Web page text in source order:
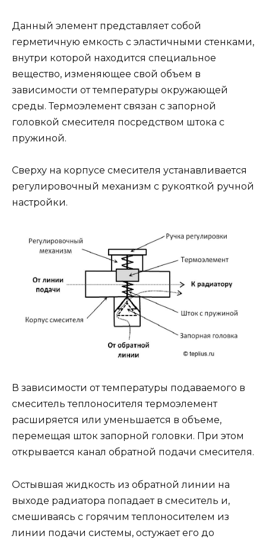
Данный элемент представляет собой
герметичную емкость с эластичными стенками,
внутри которой находится специальное
вещество, изменяющее свой объем в
зависимости от температуры окружающей
среды. Термоэлемент связан с запорной
головкой смесителя посредством штока с
пружиной.
Сверху на корпусе смесителя устанавливается
регулировочный механизм с рукояткой ручной
настройки.
В зависимости от температуры подаваемого в
смеситель теплоносителя термоэлемент
расширяется или уменьшается в объеме,
перемещая шток запорной головки. При этом
открывается канал обратной подачи смесителя.
Остывшая жидкость из обратной линии на
выходе радиатора попадает в смеситель и,
смешиваясь с горячим теплоносителем из
линии подачи системы, остужает его до